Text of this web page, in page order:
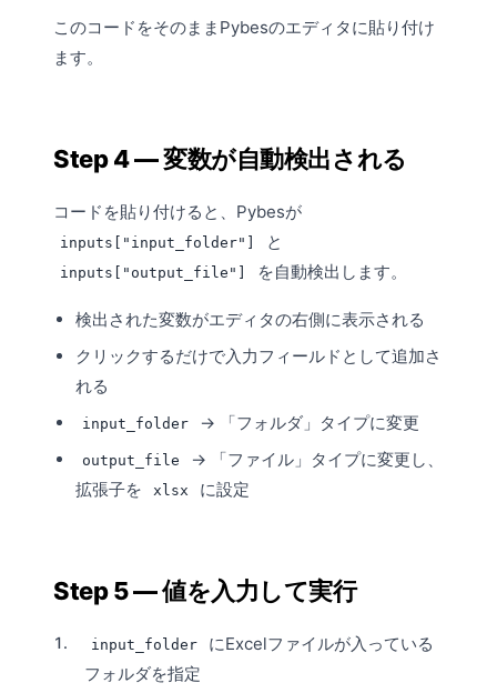
このコードをそのままPybesのエディタに貼り付け
ます。
Step 4 — 変数が自動検出される
コードを貼り付けると、Pybesが
inputs["input_folder"] と
inputs["output_file"] を自動検出します。
検出された変数がエディタの右側に表示される
クリックするだけで入力フィールド として追加さ
れる
input_folder → 「フォルダ」タイプに変更
output_file
→ 「ファイル」タイプに変更し、
拡張子を
xlsx に設定
Step 5 — 値を入力して実行
input_folder
にExcelファイルが入っている
フォルダを指定